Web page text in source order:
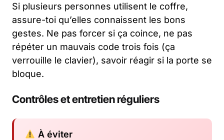
Si plusieurs personnes utilisent le coffre,
assure-toi qu’elles connaissent les bons
gestes. Ne pas forcer si ça coince, ne pas
répéter un mauvais code trois fois (ça
verrouille le clavier), savoir réagir si la porte se
bloque.
Contrôles et entretien réguliers
À éviter